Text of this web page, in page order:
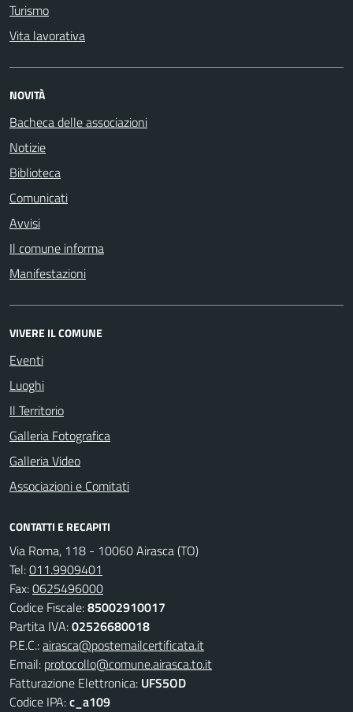
Turismo
Vita lavorativa
NOVITÀ
Bacheca delle associazioni
Notizie
Biblioteca
Comunicati
Avvisi
Il comune informa
Manifestazioni
VIVERE IL COMUNE
Eventi
Luoghi
Il Territorio
Galleria Fotografica
Galleria Video
Associazioni e Comitati
CONTATTI E RECAPITI
Via Roma, 118 - 10060 Airasca (TO)
Tel:011.9909401
Fax:0625496000
Codice Fiscale:85002910017
Partita IVA:02526680018
P.E.C.:airasca@postemailcertificata.it
Email: protocollo@comune.airasca.to.it
Fatturazione Elettronica: UFS5OD
Codice IPA:c_a109